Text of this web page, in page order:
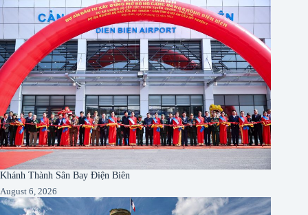
Khánh Thành Sân Bay Điện Biên
August 6, 2026